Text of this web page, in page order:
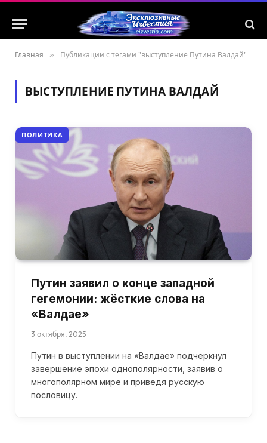
Главная » Публикации с тегами "выступление Путина Валдай"
ВЫСТУПЛЕНИЕ ПУТИНА ВАЛДАЙ
ПОЛИТИКА
Путин заявил о конце западной
гегемонии: жёсткие слова на
«Валдае»
3 октября, 2025
Путин в выступлении на «Валдае» подчеркнул
завершение эпохи однополярности, заявив о
многополярном мире и приведя русскую
пословицу.